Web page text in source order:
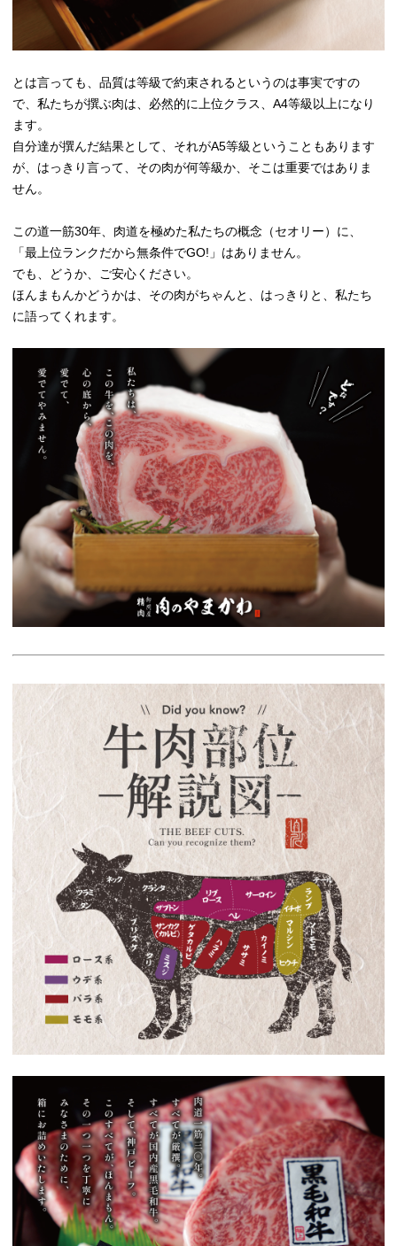
とは言っても、品質は等級で約束されるというのは事実ですの
で、私たちが撰ぶ肉は、必然的に上位クラス、A4等級以上になり
ます。
自分達が撰んだ結果として、それがA5等級ということもあります
が、はっきり言って、その肉が何等級か、そこは重要ではありま
せん。
この道一筋30年、肉道を極めた私たちの概念（セオリー）に、
「最上位ランクだから無条件でGO!」はありません。
でも、どうか、ご安心ください。
ほんまもんかどうかは、その肉がちゃんと、はっきりと、私たち
に語ってくれます。